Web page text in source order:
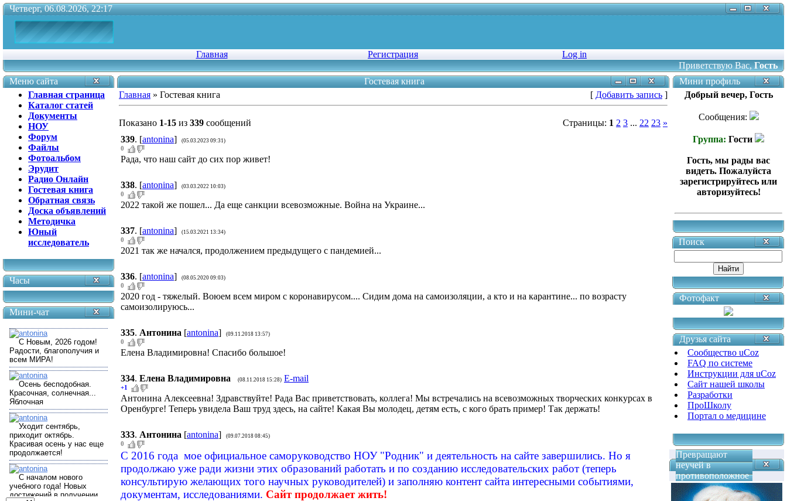
Четверг, 06.08.2026, 22:17
Главная Регистрация
Log in
Приветствую Вас,Гость
Меню сайта
Главная страница
Каталог статей
Документы
НОУ
Форум
Файлы
Фотоальбом
Эрудит
Радио Онлайн
Гостевая книга
Обратная связь
Доска объявлений
Методичка
Юный
исследователь
Часы
Мини-чат
Гостевая книга
Главная » Гостевая книга [ Добавить запись ]
Страницы: 1 2 3 ... 22 23 »
Показано 1-15 из 339 сообщений
339. [antonina] (05.03.2023 09:31)
0
Рада, что наш сайт до сих пор живет!
338. [antonina] (03.03.2022 10:03)
0
2022 такой же пошел... Да еще санкции всевозможные. Война на Украине...
337. [antonina] (15.03.2021 13:34)
0
2021 так же начался, продолжением предыдущего с пандемией...
336. [antonina] (08.05.2020 09:03)
0
2020 год - тяжелый. Воюем всем миром с коронавирусом.... Сидим дома на самоизоляции, а кто и на карантине... по возрасту
самоизолируюсь...
335. Антонина [antonina] (09.11.2018 13:57)
0
Елена Владимировна! Спасибо большое!
334. Елена Владимировна (08.11.2018 15:28) E-mail
+1
Антонина Алексеевна! Здравствуйте! Рада Вас приветствовать, коллега! Мы встречались на всевозможных творческих конкурсах в
Оренбурге! Теперь увидела Ваш труд здесь, на сайте! Какая Вы молодец, детям есть, с кого брать пример! Так держать!
333. Антонина [antonina] (09.07.2018 08:45)
0
С 2016 года мое официальное саморуководство НОУ "Родник" и деятельность на сайте завершились. Но я
продолжаю уже ради жизни этих образований работать и по созданию исследовательских работ (теперь
консультирую желающих того научных руководителей) и заполняю контент сайта интересными событиями,
документам, исследованиями. Сайт продолжает жить!
Мини профиль
Добрый вечер, Гость
Сообщения:
Группа: Гости
Гость, мы рады вас
видеть. Пожалуйста
зарегистрируйтесь или
авторизуйтесь!
Поиск
Фотофакт
Друзья сайта
Сообщество uCoz
FAQ по системе
Инструкции для uCoz
Сайт нашей школы
Разработки
ПроШколу
Портал о медицине
Превращают
неучей в
противоположное